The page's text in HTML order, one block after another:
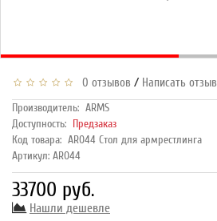
0 отзывов / Написать отзыв
Производитель: ARMS
Доступность: Предзаказ
Код товара: AR044 Стол для армрестлинга
Артикул: AR044
33700 руб.
Нашли дешевле